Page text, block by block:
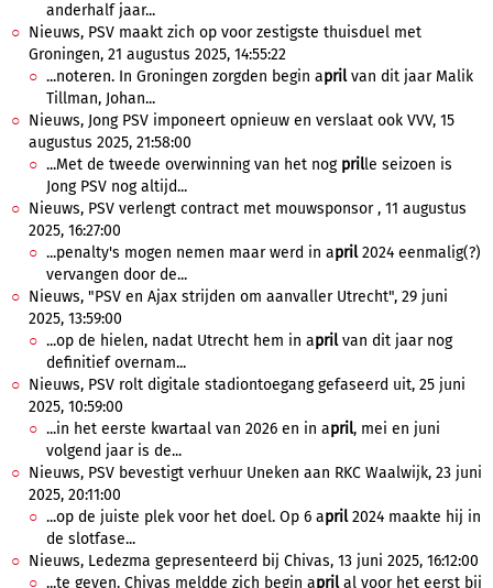
anderhalf jaar...
Nieuws, PSV maakt zich op voor zestigste thuisduel met
Groningen, 21 augustus 2025, 14:55:22
...noteren. In Groningen zorgden begin aprilvan dit jaar Malik
Tillman, Johan...
Nieuws, Jong PSV imponeert opnieuw en verslaat ook VVV, 15
augustus 2025, 21:58:00
...Met de tweede overwinning van het nog prille seizoen is
Jong PSV nog altijd...
Nieuws, PSV verlengt contract met mouwsponsor , 11 augustus
2025, 16:27:00
...penalty's mogen nemen maar werd in april2024 eenmalig(?)
vervangen door de...
Nieuws, "PSV en Ajax strijden om aanvaller Utrecht", 29 juni
2025, 13:59:00
...op de hielen, nadat Utrecht hem in aprilvan dit jaar nog
definitief overnam...
Nieuws, PSV rolt digitale stadiontoegang gefaseerd uit, 25 juni
2025, 10:59:00
...in het eerste kwartaal van 2026 en in april, mei en juni
volgend jaar is de...
Nieuws, PSV bevestigt verhuur Uneken aan RKC Waalwijk, 23 juni
2025, 20:11:00
...op de juiste plek voor het doel. Op 6 april2024 maakte hij in
de slotfase...
Nieuws, Ledezma gepresenteerd bij Chivas, 13 juni 2025, 16:12:00
...te geven. Chivas meldde zich begin aprilal voor het eerst bij